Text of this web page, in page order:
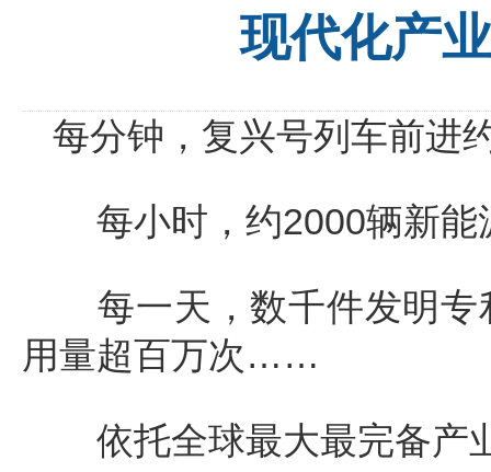
现代化产
每分钟，复兴号列车前进
每小时，约2000辆新能
每一天，数千件发明专
用量超百万次……
依托全球最大最完备产